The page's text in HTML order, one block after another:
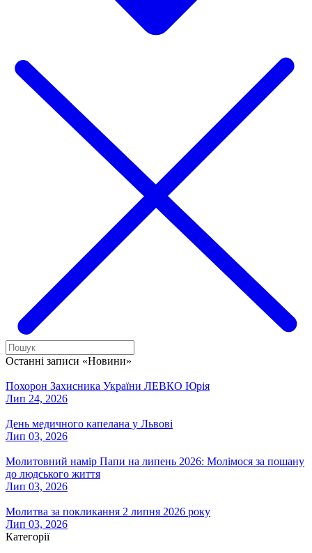
Останні записи «Новини»
Похорон Захисника України ЛЕВКО Юрія
Лип 24, 2026
День медичного капелана у Львові
Лип 03, 2026
Молитовний намір Папи на липень 2026: Молімося за пошану
до людського життя
Лип 03, 2026
Молитва за покликання 2 липня 2026 року
Лип 03, 2026
Категорії